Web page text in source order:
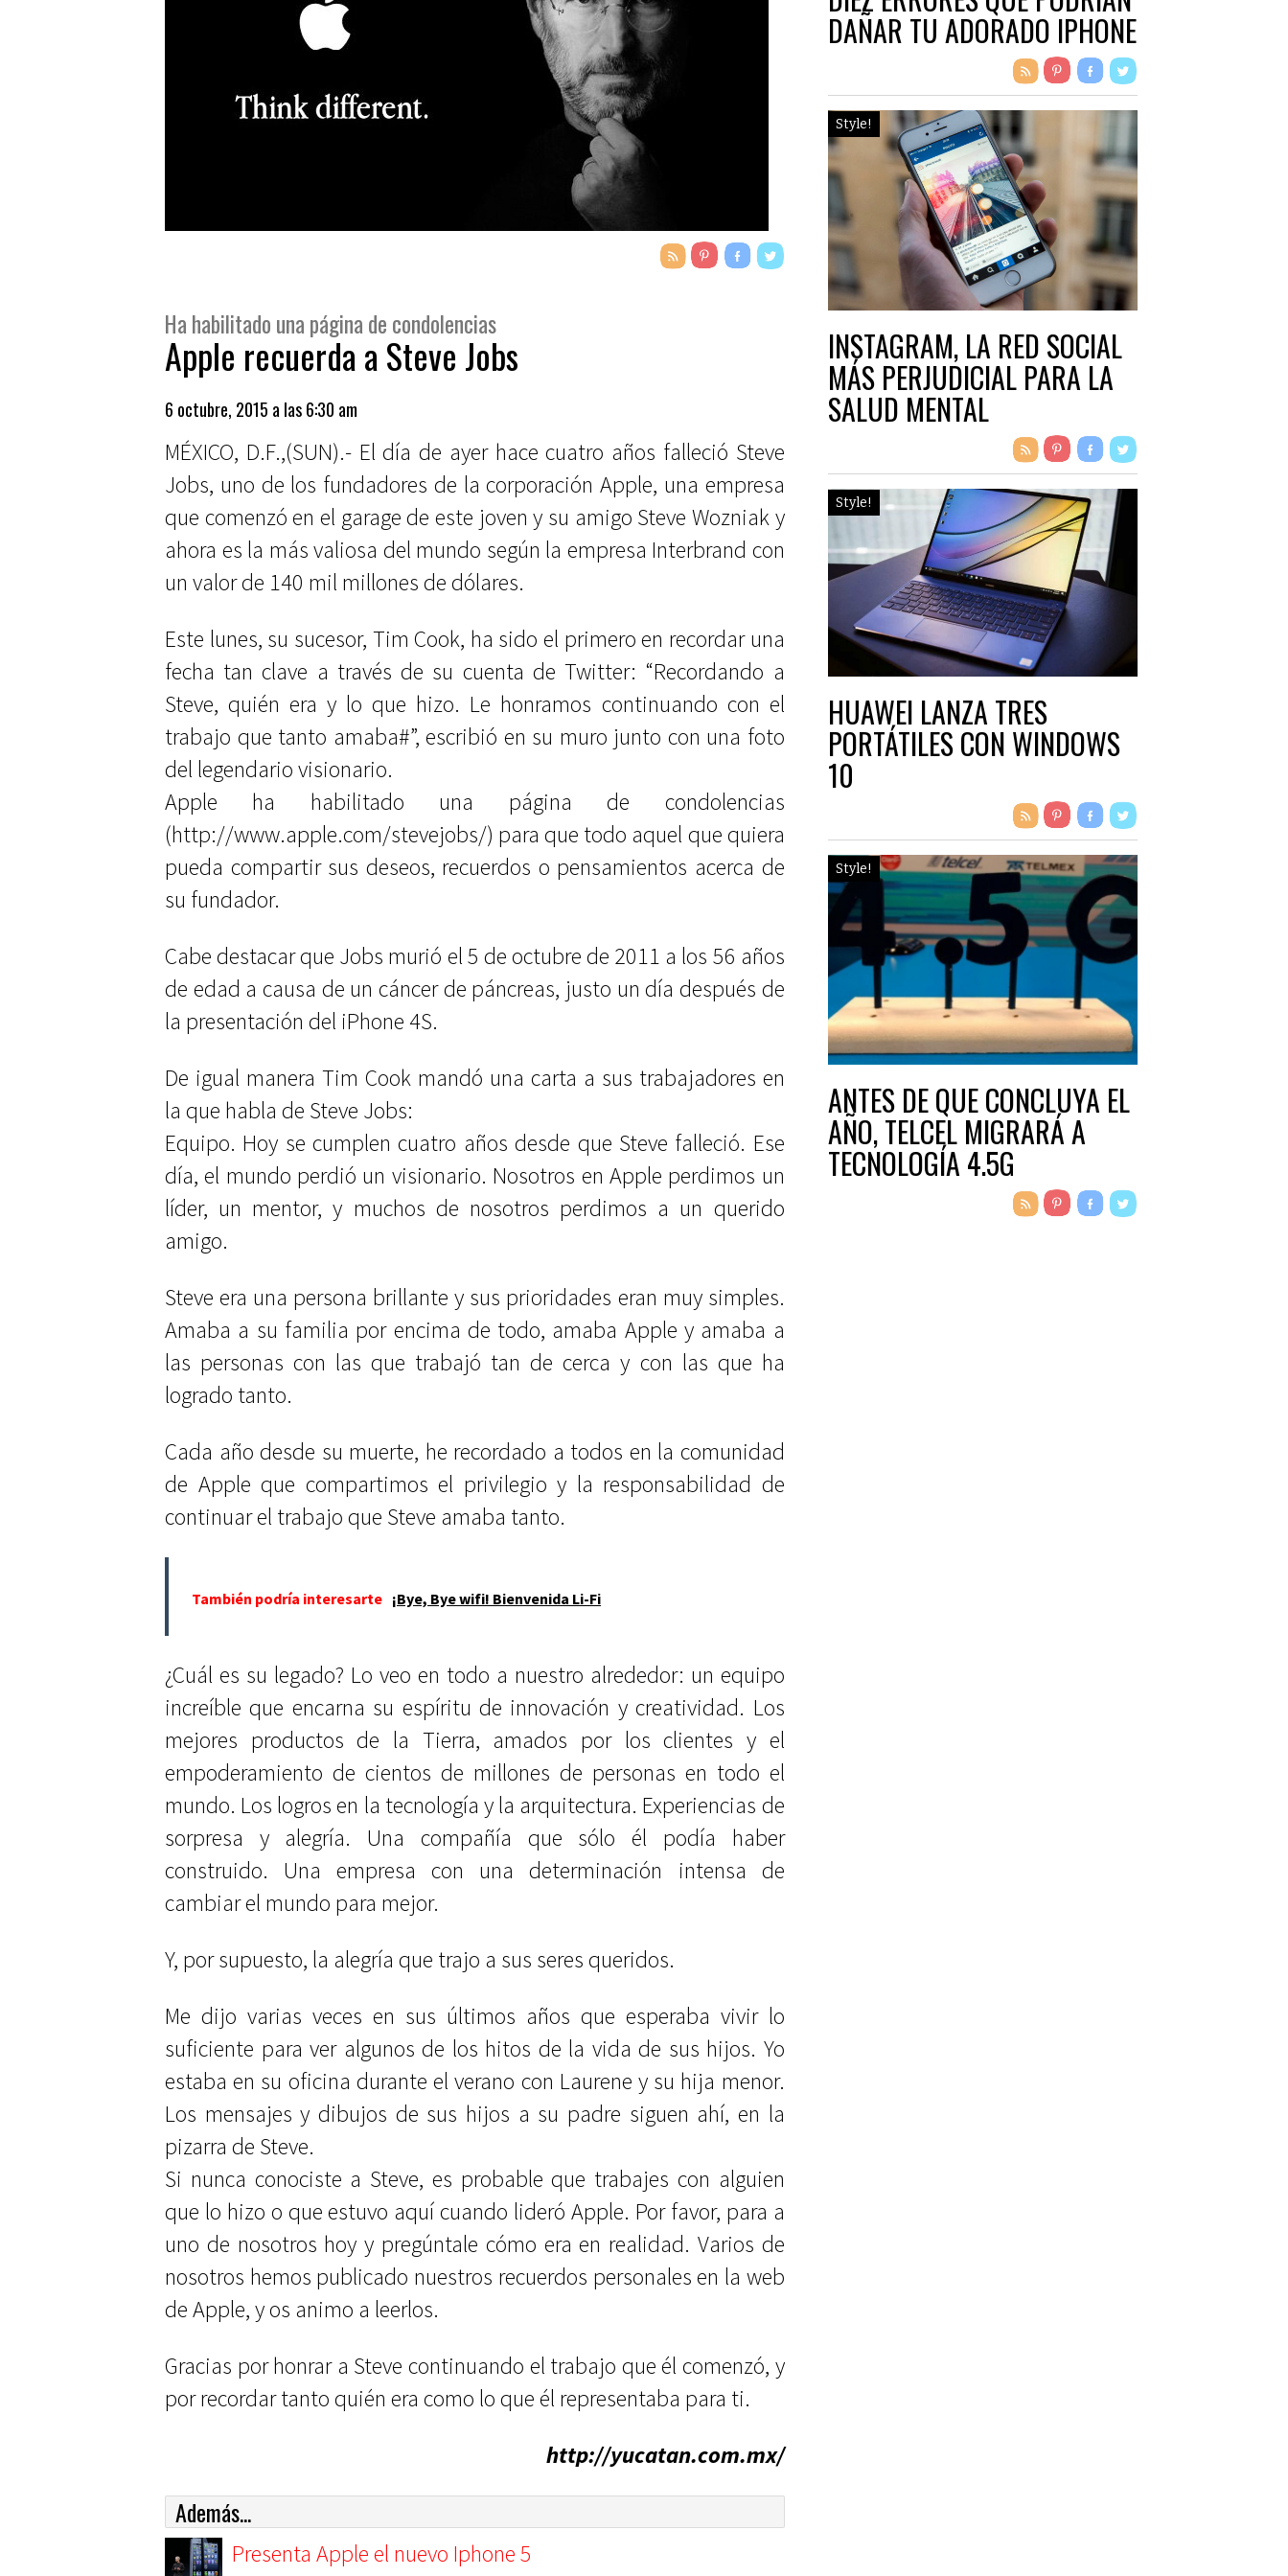
Ha habilitado una página de condolencias
Apple recuerda a Steve Jobs
6 octubre, 2015 a las 6:30 am
MÉXICO, D.F.,(SUN).- El día de ayer hace cuatro años falleció Steve
Jobs, uno de los fundadores de la corporación Apple, una empresa
que comenzó en el garage de este joven y su amigo Steve Wozniak y
ahora es la más valiosa del mundo según la empresa Interbrand con
un valor de 140 mil millones de dólares.
Este lunes, su sucesor, Tim Cook, ha sido el primero en recordar una
fecha tan clave a través de su cuenta de Twitter: “Recordando a
Steve, quién era y lo que hizo. Le honramos continuando con el
trabajo que tanto amaba#”, escribió en su muro junto con una foto
del legendario visionario.
Apple ha habilitado una página de condolencias
(http://www.apple.com/stevejobs/) para que todo aquel que quiera
pueda compartir sus deseos, recuerdos o pensamientos acerca de
su fundador.
Cabe destacar que Jobs murió el 5 de octubre de 2011 a los 56 años
de edad a causa de un cáncer de páncreas, justo un día después de
la presentación del iPhone 4S.
De igual manera Tim Cook mandó una carta a sus trabajadores en
la que habla de Steve Jobs:
Equipo. Hoy se cumplen cuatro años desde que Steve falleció. Ese
día, el mundo perdió un visionario. Nosotros en Apple perdimos un
líder, un mentor, y muchos de nosotros perdimos a un querido
amigo.
Steve era una persona brillante y sus prioridades eran muy simples.
Amaba a su familia por encima de todo, amaba Apple y amaba a
las personas con las que trabajó tan de cerca y con las que ha
logrado tanto.
Cada año desde su muerte, he recordado a todos en la comunidad
de Apple que compartimos el privilegio y la responsabilidad de
continuar el trabajo que Steve amaba tanto.
También podría interesarte ¡Bye, Bye wifi! Bienvenida Li-Fi
¿Cuál es su legado? Lo veo en todo a nuestro alrededor: un equipo
increíble que encarna su espíritu de innovación y creatividad. Los
mejores productos de la Tierra, amados por los clientes y el
empoderamiento de cientos de millones de personas en todo el
mundo. Los logros en la tecnología y la arquitectura. Experiencias de
sorpresa y alegría. Una compañía que sólo él podía haber
construido. Una empresa con una determinación intensa de
cambiar el mundo para mejor.
Y, por supuesto, la alegría que trajo a sus seres queridos.
Me dijo varias veces en sus últimos años que esperaba vivir lo
suficiente para ver algunos de los hitos de la vida de sus hijos. Yo
estaba en su oficina durante el verano con Laurene y su hija menor.
Los mensajes y dibujos de sus hijos a su padre siguen ahí, en la
pizarra de Steve.
Si nunca conociste a Steve, es probable que trabajes con alguien
que lo hizo o que estuvo aquí cuando lideró Apple. Por favor, para a
uno de nosotros hoy y pregúntale cómo era en realidad. Varios de
nosotros hemos publicado nuestros recuerdos personales en la web
de Apple, y os animo a leerlos.
Gracias por honrar a Steve continuando el trabajo que él comenzó, y
por recordar tanto quién era como lo que él representaba para ti.
http://yucatan.com.mx/
Además...
Presenta Apple el nuevo Iphone 5
DAÑAR TU ADORADO IPHONE
Style!
INSTAGRAM, LA RED SOCIAL
MÁS PERJUDICIAL PARA LA
SALUD MENTAL
Style!
HUAWEI LANZA TRES
PORTÁTILES CON WINDOWS
10
Style!
ANTES DE QUE CONCLUYA EL
AÑO, TELCEL MIGRARÁ A
TECNOLOGÍA 4.5G